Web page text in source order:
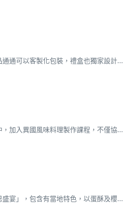
通可以客製化包裝，禮盒也獨家設計...
加入異國風味料理製作課程，不僅協...
宴」，包含有當地特色，以蛋酥及櫻...